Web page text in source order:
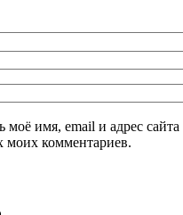
моё имя, email и адрес сайта
комментариев.